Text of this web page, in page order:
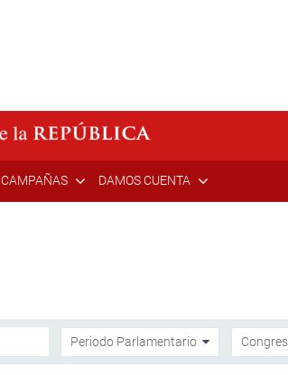
CAMPAÑAS DAMOS CUENTA